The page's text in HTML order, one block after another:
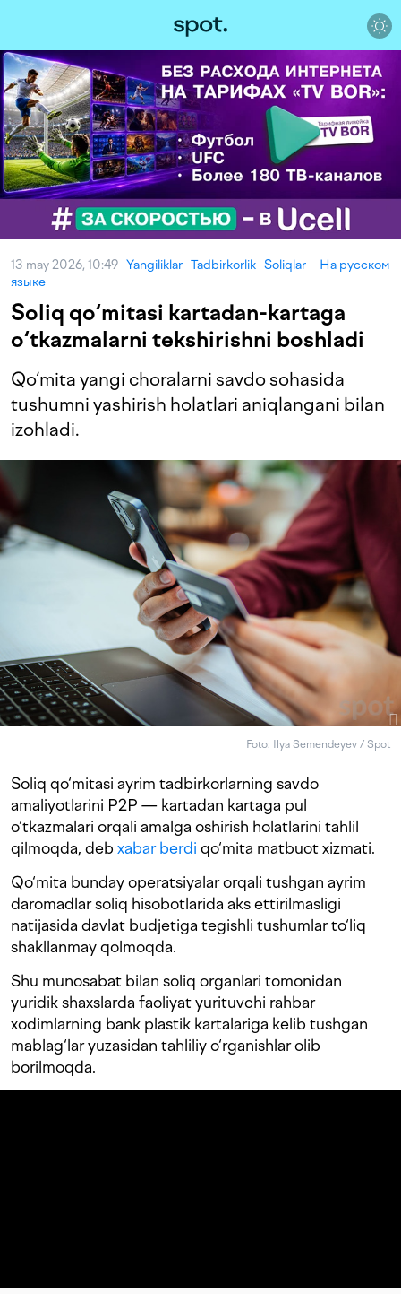
13 may 2026, 10:49 Yangiliklar Tadbirkorlik Soliqlar
На русском
языке
Soliq qo‘mitasi kartadan-kartaga
o‘tkazmalarni tekshirishni boshladi
Qo‘mita yangi choralarni savdo sohasida
tushumni yashirish holatlari aniqlangani bilan
izohladi.
Foto: Ilya Semendeyev / Spot
Soliq qo‘mitasi ayrim tadbirkorlarning savdo
amaliyotlarini P2P — kartadan kartaga pul
o‘tkazmalari orqali amalga oshirish holatlarini tahlil
qilmoqda, deb xabar berdi qo‘mita matbuot xizmati.
Qo‘mita bunday operatsiyalar orqali tushgan ayrim
daromadlar soliq hisobotlarida aks ettirilmasligi
natijasida davlat budjetiga tegishli tushumlar to‘liq
shakllanmay qolmoqda.
Shu munosabat bilan soliq organlari tomonidan
yuridik shaxslarda faoliyat yurituvchi rahbar
xodimlarning bank plastik kartalariga kelib tushgan
mablag‘lar yuzasidan tahliliy o‘rganishlar olib
borilmoqda.